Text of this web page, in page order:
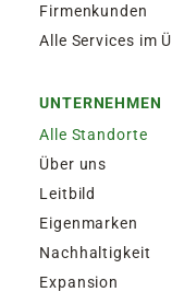
Firmenkunden
Alle Services im
UNTERNEHMEN
Alle Standorte
Über uns
Leitbild
Eigenmarken
Nachhaltigkeit
Expansion